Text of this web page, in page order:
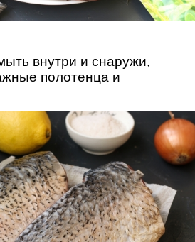
внутри и снаружи,
полотенца и